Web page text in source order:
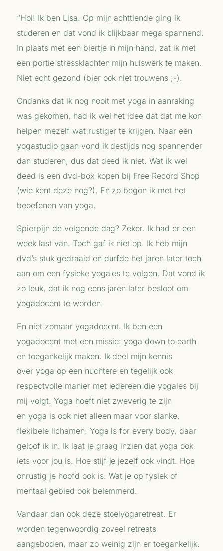
“Hoi! Ik ben Lisa. Op mijn achttiende ging ik
studeren en dat vond ik blijkbaar mega spannend.
In plaats met een biertje in mijn hand, zat ik met
een portie stressklachten mijn huiswerk te maken.
Niet echt gezond (bier ook niet trouwens ;-).
Ondanks dat ik nog nooit met yoga in aanraking
was gekomen, had ik wel het idee dat dat me kon
helpen mezelf wat rustiger te krijgen. Naar een
yogastudio gaan vond ik destijds nog spannender
dan studeren, dus dat deed ik niet. Wat ik wel
deed is een dvd-box kopen bij Free Record Shop
(wie kent deze nog?). En zo begon ik met het
beoefenen van yoga.
Spierpijn de volgende dag? Zeker. Ik had er een
week last van. Toch gaf ik niet op. Ik heb mijn
dvd’s stuk gedraaid en durfde het jaren later toch
aan om een fysieke yogales te volgen. Dat vond ik
zo leuk, dat ik nog eens jaren later besloot om
yogadocent te worden.
En niet zomaar yogadocent. Ik ben een
yogadocent met een missie: yoga down to earth
en toegankelijk maken. Ik deel mijn kennis
over yoga op een nuchtere en tegelijk ook
respectvolle manier met iedereen die yogales bij
mij volgt. Yoga hoeft niet zweverig te zijn
en yoga is ook niet alleen maar voor slanke,
flexibele lichamen. Yoga is for every body, daar
geloof ik in. Ik laat je graag inzien dat yoga ook
iets voor jou is. Hoe stijf je jezelf ook vindt. Hoe
onrustig je hoofd ook is. Wat je op fysiek of
mentaal gebied ook belemmerd.
Vandaar dan ook deze stoelyogaretreat. Er
worden tegenwoordig zoveel retreats
aangeboden, maar zo weinig zijn er toegankelijk.